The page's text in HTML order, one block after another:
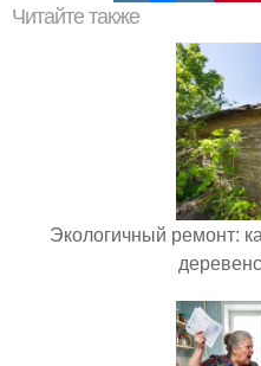
Читайте также
Экологичный ремонт: